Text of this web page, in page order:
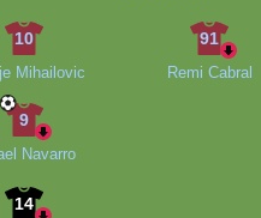
10
Mihailovic
91
Remi Cabral
9
Navarro
14